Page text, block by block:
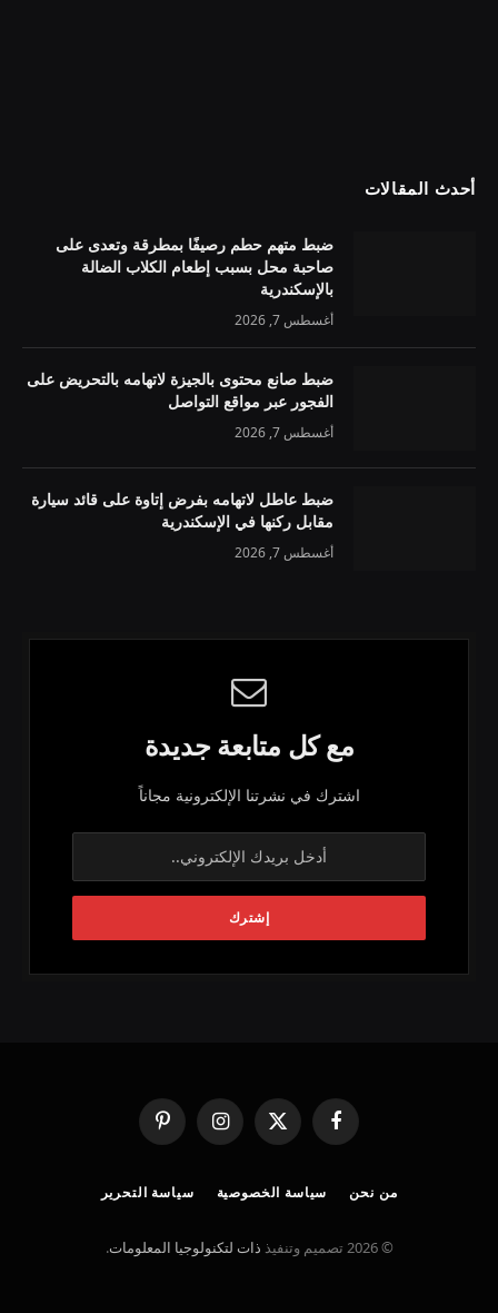
أحدث المقالات
ضبط متهم حطم رصيفًا بمطرقة وتعدى على
صاحبة محل بسبب إطعام الكلاب الضالة
بالإسكندرية
أغسطس 7, 2026
ضبط صانع محتوى بالجيزة لاتهامه بالتحريض على
الفجور عبر مواقع التواصل
أغسطس 7, 2026
ضبط عاطل لاتهامه بفرض إتاوة على قائد سيارة
مقابل ركنها في الإسكندرية
أغسطس 7, 2026
مع كل متابعة جديدة
اشترك في نشرتنا الإلكترونية مجاناً
فيسبوك
X
(Twitter)
الانستغرامبينتيريست
من نحن سياسة الخصوصية سياسة التحرير
© 2026 تصميم وتنفيذ ذات لتكنولوجيا المعلومات.